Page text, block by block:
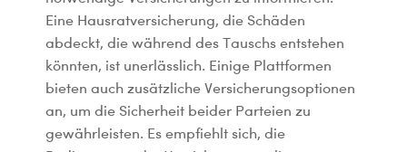
Eine Hausratversicherung, die Schäden
abdeckt, die während des Tauschs entstehen
könnten, ist unerlässlich. Einige Plattformen
bieten auch zusätzliche Versicherungsoptionen
an, um die Sicherheit beider Parteien zu
gewährleisten. Es empfiehlt sich, die